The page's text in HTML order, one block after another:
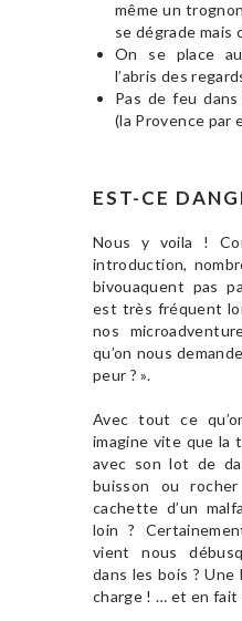
même un
se dégrade mais
On se place
l’abris des
Pas de feu
(la Provence par
EST-CE
Nous y voila !
introduction,
bivouaquent pas
est très fréquent
nos
qu’on nous
peur ? ».
Avec tout ce
imagine vite que la
avec son lot de
buisson ou
cachette d’un
loin ?
vient nous
dans les bois ?
charge ! … et en fait